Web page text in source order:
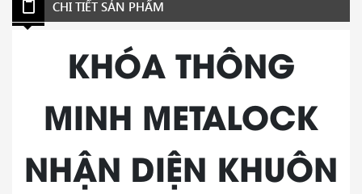
Tốc độ nhận dạng
Lỗi nhận dạng <0,0001%
Loại thẻ Thẻ từ 13,56mhz
Sức mạnh làm
việc
Pin lithi um 7.5V , 4000mA
CHI TIẾT SẢN PHẨM
KHÓA THÔNG
MINH METALOCK
NHẬN DIỆN KHUÔN